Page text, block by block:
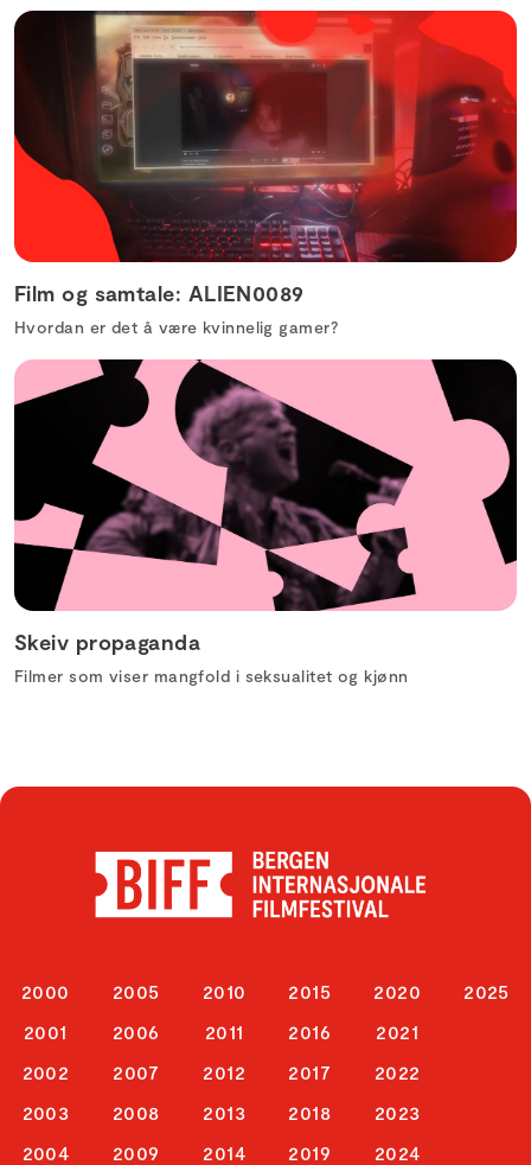
Film og samtale: ALIEN0089
Hvordan er det å være kvinnelig gamer?
Skeiv propaganda
Filmer som viser mangfold i seksualitet og kjønn
2000
2001
2002
2003
2004
2005
2006
2007
2008
2009
2010
2011
2012
2013
2014
2015
2016
2017
2018
2019
2020
2021
2022
2023
2024
2025